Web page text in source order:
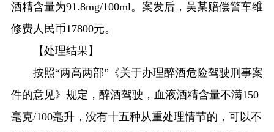
酒精含量为91.8mg/100ml。案发后，吴某赔偿警车维
修费人民币17800元。
【处理结果】
按照“两高两部”《关于办理醉酒危险驾驶刑事案
件的意见》规定，醉酒驾驶，血液酒精含量不满150
毫克/100毫升，没有十五种从重处理情节的，可以不